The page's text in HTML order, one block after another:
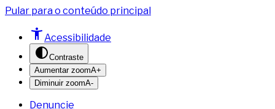
Pular para o conteúdo principal
Acessibilidade
Contraste
Aumentar zoomA+
Diminuir zoomA-
Denuncie